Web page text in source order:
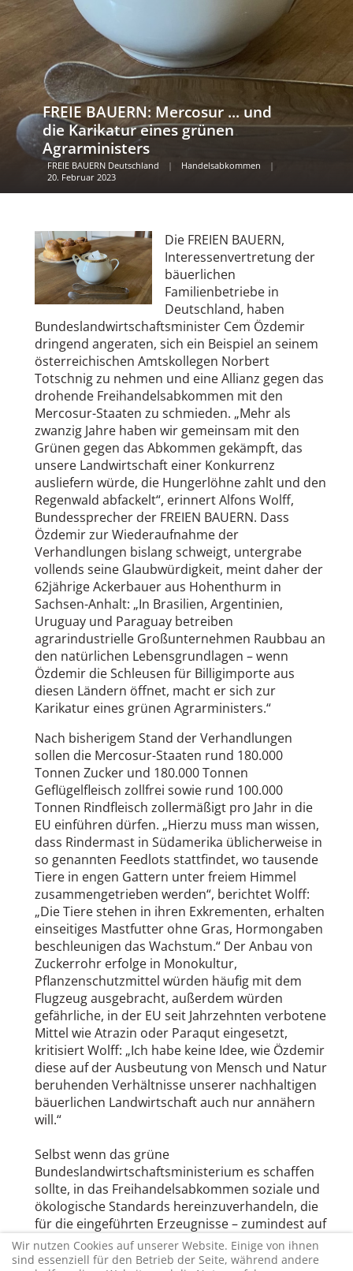
FREIE BAUERN: Mercosur ... und
die Karikatur eines grünen
Agrarministers
FREIE BAUERN Deutschland | Handelsabkommen
|
20. Februar 2023
Die FREIEN BAUERN,
Interessenvertretung der
bäuerlichen
Familienbetriebe in
Deutschland, haben
Bundeslandwirtschaftsminister Cem Özdemir
dringend angeraten, sich ein Beispiel an seinem
österreichischen Amtskollegen Norbert
Totschnig zu nehmen und eine Allianz gegen das
drohende Freihandelsabkommen mit den
Mercosur-Staaten zu schmieden. „Mehr als
zwanzig Jahre haben wir gemeinsam mit den
Grünen gegen das Abkommen gekämpft, das
unsere Landwirtschaft einer Konkurrenz
ausliefern würde, die Hungerlöhne zahlt und den
Regenwald abfackelt“, erinnert Alfons Wolff,
Bundessprecher der FREIEN BAUERN. Dass
Özdemir zur Wiederaufnahme der
Verhandlungen bislang schweigt, untergrabe
vollends seine Glaubwürdigkeit, meint daher der
62jährige Ackerbauer aus Hohenthurm in
Sachsen-Anhalt: „In Brasilien, Argentinien,
Uruguay und Paraguay betreiben
agrarindustrielle Großunternehmen Raubbau an
den natürlichen Lebensgrundlagen – wenn
Özdemir die Schleusen für Billigimporte aus
diesen Ländern öffnet, macht er sich zur
Karikatur eines grünen Agrarministers.“
Nach bisherigem Stand der Verhandlungen
sollen die Mercosur-Staaten rund 180.000
Tonnen Zucker und 180.000 Tonnen
Geflügelfleisch zollfrei sowie rund 100.000
Tonnen Rindfleisch zollermäßigt pro Jahr in die
EU einführen dürfen. „Hierzu muss man wissen,
dass Rindermast in Südamerika üblicherweise in
so genannten Feedlots stattfindet, wo tausende
Tiere in engen Gattern unter freiem Himmel
zusammengetrieben werden“, berichtet Wolff:
„Die Tiere stehen in ihren Exkrementen, erhalten
einseitiges Mastfutter ohne Gras, Hormongaben
beschleunigen das Wachstum.“ Der Anbau von
Zuckerrohr erfolge in Monokultur,
Pflanzenschutzmittel würden häufig mit dem
Flugzeug ausgebracht, außerdem würden
gefährliche, in der EU seit Jahrzehnten verbotene
Mittel wie Atrazin oder Paraqut eingesetzt,
kritisiert Wolff: „Ich habe keine Idee, wie Özdemir
diese auf der Ausbeutung von Mensch und Natur
beruhenden Verhältnisse unserer nachhaltigen
bäuerlichen Landwirtschaft auch nur annähern
will.“
Selbst wenn das grüne
Bundeslandwirtschaftsministerium es schaffen
sollte, in das Freihandelsabkommen soziale und
ökologische Standards hereinzuverhandeln, die
für die eingeführten Erzeugnisse – zumindest auf
dem Papier – erfüllt sein müssen, verursachen
zusätzliche Agrarimporte eine enorme
Wir nutzen Cookies auf unserer Website. Einige von ihnen
sind essenziell für den Betrieb der Seite, während andere